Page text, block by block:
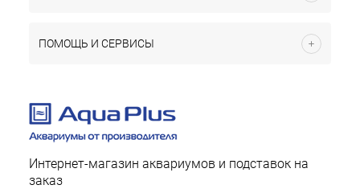
ПОМОЩЬ И СЕРВИСЫ
Интернет-магазин аквариумов и подставок на
заказ